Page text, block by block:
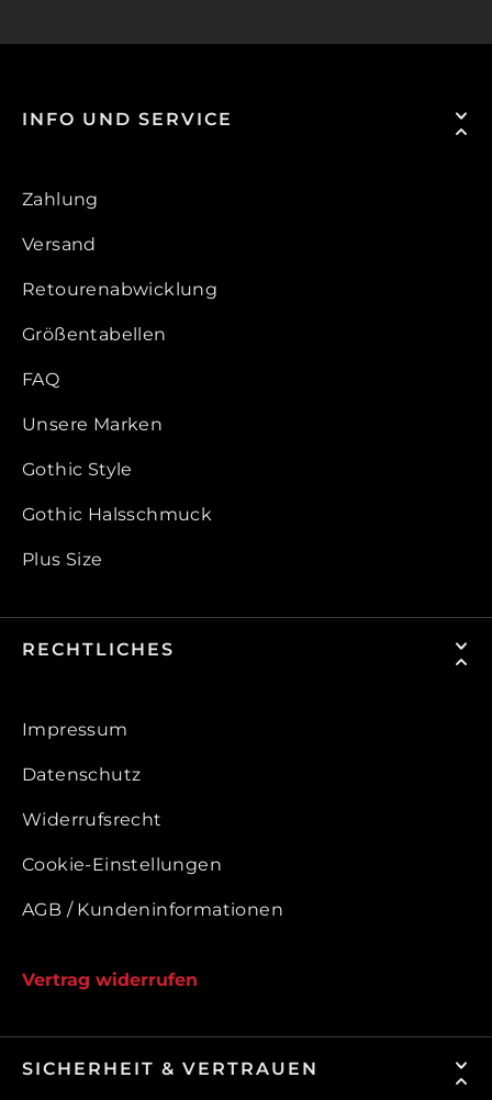
INFO UND SERVICE
Zahlung
Versand
Retourenabwicklung
Größentabellen
FAQ
Unsere Marken
Gothic Style
Gothic Halsschmuck
Plus Size
RECHTLICHES
Impressum
Datenschutz
Widerrufsrecht
Cookie-Einstellungen
AGB / Kundeninformationen
Vertrag widerrufen
SICHERHEIT & VERTRAUEN